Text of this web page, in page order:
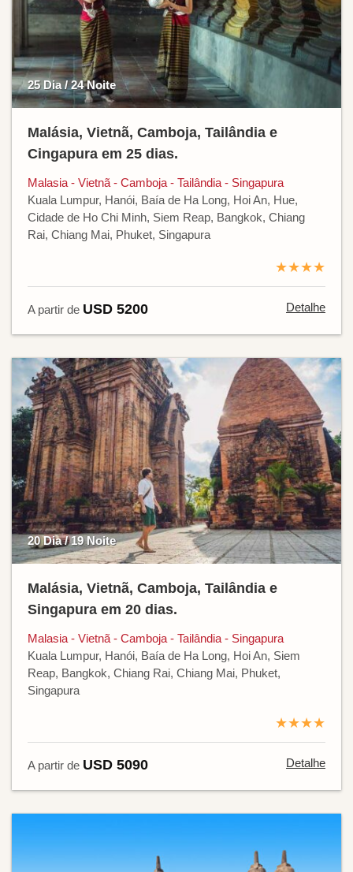
25 Dia / 24 Noite
Malásia, Vietnã, Camboja, Tailândia e
Cingapura em 25 dias.
Malasia - Vietnã - Camboja - Tailândia - Singapura
Kuala Lumpur, Hanói, Baía de Ha Long, Hoi An, Hue,
Cidade de Ho Chi Minh, Siem Reap, Bangkok, Chiang
Rai, Chiang Mai, Phuket, Singapura
★★★★
A partir de USD 5200 Detalhe
20 Dia / 19 Noite
Malásia, Vietnã, Camboja, Tailândia e
Singapura em 20 dias.
Malasia - Vietnã - Camboja - Tailândia - Singapura
Kuala Lumpur, Hanói, Baía de Ha Long, Hoi An, Siem
Reap, Bangkok, Chiang Rai, Chiang Mai, Phuket,
Singapura
★★★★
A partir de USD 5090 Detalhe